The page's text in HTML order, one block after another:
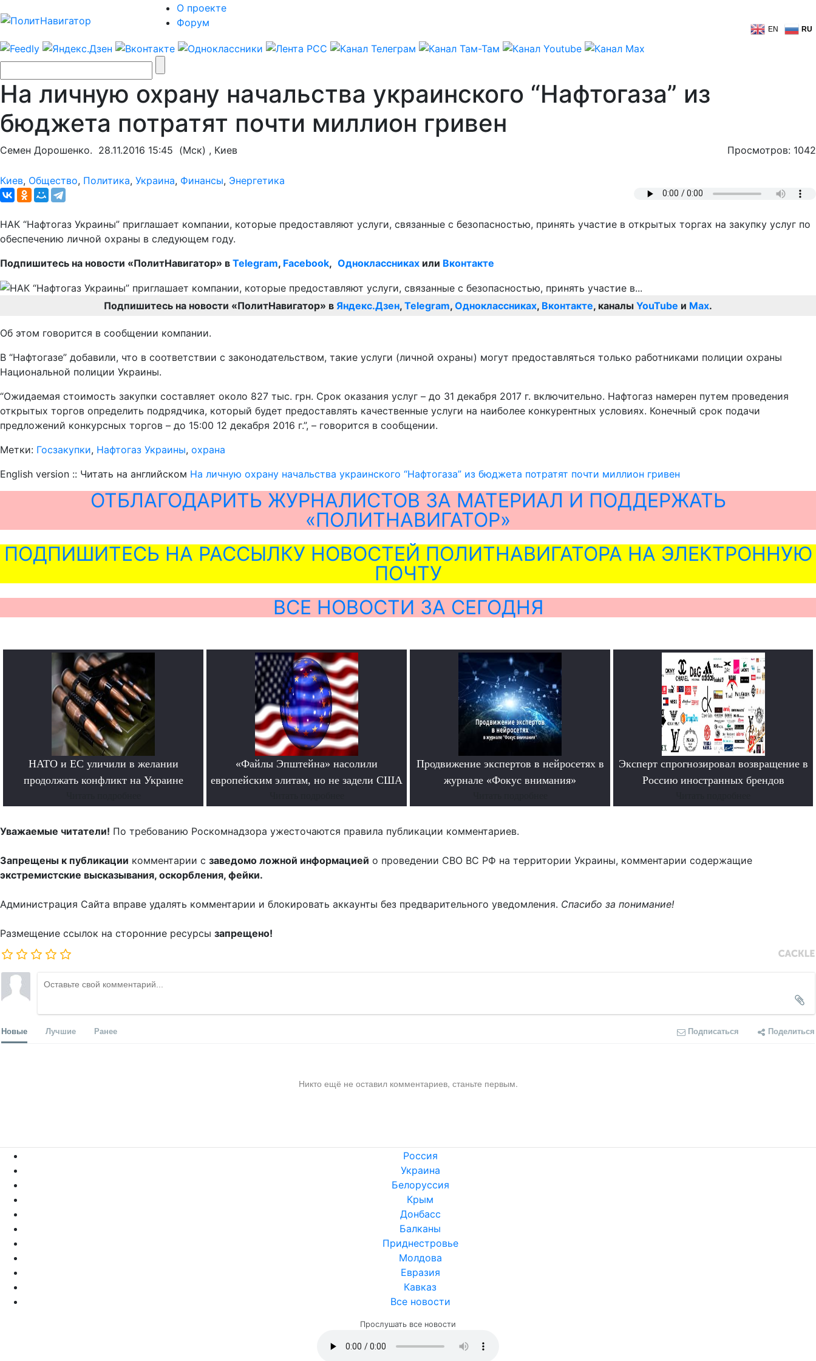
О проекте
Форум
EN RU
На личную охрану начальства украинского “Нафтогаза” из
бюджета потратят почти миллион гривен
Семен Дорошенко. 28.11.2016 15:45 (Мск) , Киев Просмотров: 1042
Киев, Общество, Политика, Украина, Финансы, Энергетика
НАК “Нафтогаз Украины” приглашает компании, которые предоставляют услуги, связанные с безопасностью, принять участие в открытых торгах на закупку услуг по
обеспечению личной охраны в следующем году.
Подпишитесь на новости «ПолитНавигатор» в Telegram, Facebook, Одноклассниках или Вконтакте
Подпишитесь на новости «ПолитНавигатор» в Яндекс.Дзен, Telegram, Одноклассниках, Вконтакте, каналы YouTube и Max.
Об этом говорится в сообщении компании.
В “Нафтогазе” добавили, что в соответствии с законодательством, такие услуги (личной охраны) могут предоставляться только работниками полиции охраны
Национальной полиции Украины.
“Ожидаемая стоимость закупки составляет около 827 тыс. грн. Срок оказания услуг – до 31 декабря 2017 г. включительно. Нафтогаз намерен путем проведения
открытых торгов определить подрядчика, который будет предоставлять качественные услуги на наиболее конкурентных условиях. Конечный срок подачи
предложений конкурсных торгов – до 15:00 12 декабря 2016 г.”, – говорится в сообщении.
Метки: Госзакупки, Нафтогаз Украины, охрана
English version :: Читать на английском На личную охрану начальства украинского “Нафтогаза” из бюджета потратят почти миллион гривен
ОТБЛАГОДАРИТЬ ЖУРНАЛИСТОВ ЗА МАТЕРИАЛ И ПОДДЕРЖАТЬ
«ПОЛИТНАВИГАТОР»
ПОДПИШИТЕСЬ НА РАССЫЛКУ НОВОСТЕЙ ПОЛИТНАВИГАТОРА НА ЭЛЕКТРОННУЮ
ПОЧТУ
ВСЕ НОВОСТИ ЗА СЕГОДНЯ
НАТО и ЕС уличили в желании
продолжать конфликт на Украине
«Файлы Эпштейна» насолили
европейским элитам, но не задели США
Продвижение экспертов в нейросетях в
журнале «Фокус внимания»
Эксперт спрогнозировал возвращение в
Россию иностранных брендов
Уважаемые читатели! По требованию Роскомнадзора ужесточаются правила публикации комментариев.
Запрещены к публикации комментарии с заведомо ложной информацией о проведении СВО ВС РФ на территории Украины, комментарии содержащие
экстремистские высказывания, оскорбления, фейки.
Администрация Сайта вправе удалять комментарии и блокировать аккаунты без предварительного уведомления. Спасибо за понимание!
Размещение ссылок на сторонние ресурсы запрещено!
Новые Лучшие Ранее Подписаться Поделиться
Никто ещё не оставил комментариев, станьте первым.
Россия
Украина
Белоруссия
Крым
Донбасс
Балканы
Приднестровье
Молдова
Евразия
Кавказ
Все новости
Прослушать все новости